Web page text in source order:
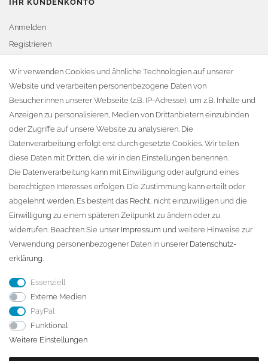
IHR KUNDENKONTO
Anmelden
Registrieren
Warenkorb
Zur Kasse
KONTAKT
Fa. Steffen Jost
Söbrigener Weg 50
D-01796 Pirna
Telefon:+49 (0)3501 507295
info@dach-teufel.de
Wir verwenden Cookies und ähnliche Technologien auf unserer
Website und verarbeiten personenbezogene Daten von
Besucher:innen unserer Webseite (z.B. IP-Adresse), um z.B. Inhalte und
Anzeigen zu personalisieren, Medien von Drittanbietern einzubinden
oder Zugriffe auf unsere Website zu analysieren. Die
Datenverarbeitung erfolgt erst durch gesetzte Cookies. Wir teilen
diese Daten mit Dritten, die wir in den Einstellungen benennen.
Die Datenverarbeitung kann mit Einwilligung oder aufgrund eines
berechtigten Interesses erfolgen. Die Zustimmung kann erteilt oder
abgelehnt werden. Es besteht das Recht, nicht einzuwilligen und die
Einwilligung zu einem späteren Zeitpunkt zu ändern oder zu
widerrufen. Beachten Sie unser Impressum und weitere Hinweise zur
Verwendung personenbezogener Daten in unserer Daten­schutz­
erklärung.
Essenziell
Externe Medien
PayPal
Funktional
Weitere Einstellungen